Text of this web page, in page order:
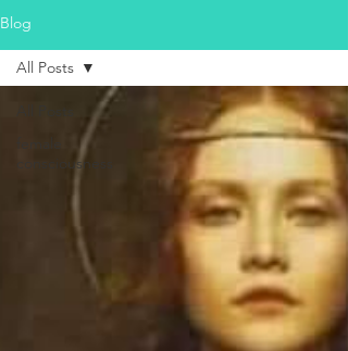
Blog
consciousness
All Posts